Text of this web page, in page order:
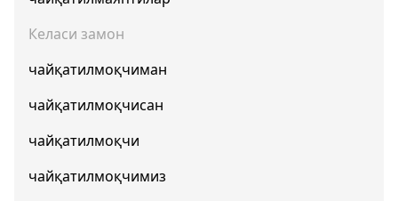
Келаси замон
чайқатилмоқчиман
чайқатилмоқчисан
чайқатилмоқчи
чайқатилмоқчимиз